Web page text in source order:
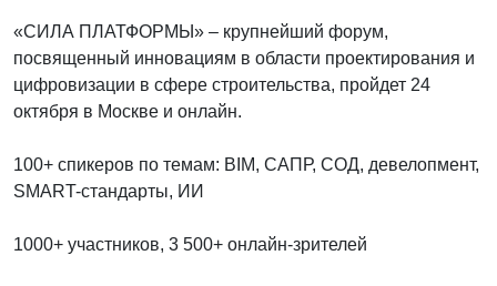
«СИЛА ПЛАТФОРМЫ» – крупнейший форум,
посвященный инновациям в области проектирования и
цифровизации в сфере строительства, пройдет 24
октября в Москве и онлайн.
100+ спикеров по темам: BIM, САПР, СОД, девелопмент,
SMART-стандарты, ИИ
1000+ участников, 3 500+ онлайн-зрителей